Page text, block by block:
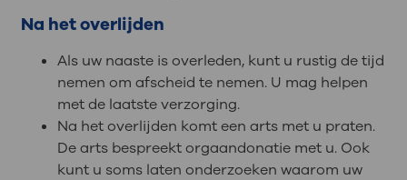
Na het overlijden
Als uw naaste is overleden, kunt u rustig de tijd
nemen om afscheid te nemen. U mag helpen
met de laatste verzorging.
Na het overlijden komt een arts met u praten.
De arts bespreekt orgaandonatie met u. Ook
kunt u soms laten onderzoeken waarom uw